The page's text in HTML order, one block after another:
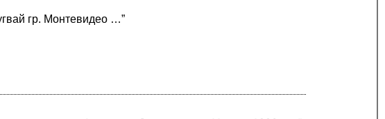
гр. Монтевидео …”